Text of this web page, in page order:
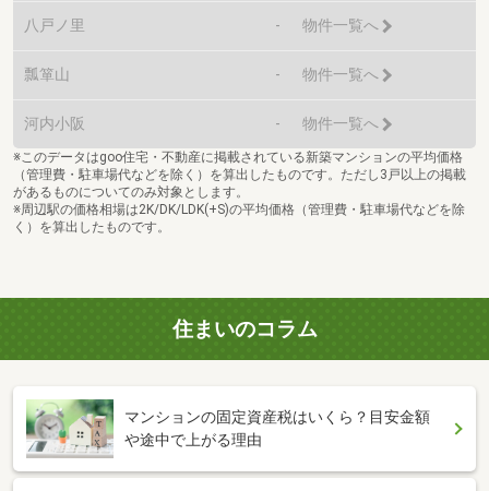
八戸ノ里 - 物件一覧へ
瓢箪山 - 物件一覧へ
河内小阪 - 物件一覧へ
※このデータはgoo住宅・不動産に掲載されている新築マンションの平均価格
（管理費・駐車場代などを除く）を算出したものです。ただし3戸以上の掲載
があるものについてのみ対象とします。
※周辺駅の価格相場は2K/DK/LDK(+S)の平均価格（管理費・駐車場代などを除
く）を算出したものです。
住まいのコラム
マンションの固定資産税はいくら？目安金額
や途中で上がる理由